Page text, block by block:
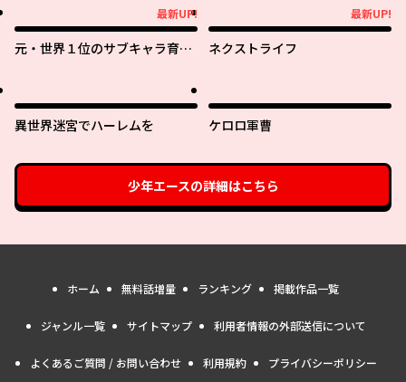
最新UP!
元・世界１位のサブキャラ育成
最新UP!
ネクストライフ
異世界迷宮でハーレムを ケロロ軍曹
少年エースの詳細はこちら
ホーム 無料話増量 ランキング 掲載作品一覧
ジャンル一覧 サイトマップ 利用者情報の外部送信について
よくあるご質問 / お問い合わせ 利用規約 プライバシーポリシー